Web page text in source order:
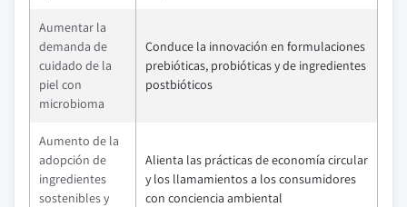
Aumentar la
demanda de
cuidado de la
piel con
microbioma
Conduce la innovación en formulaciones
prebióticas, probióticas y de ingredientes
postbióticos
Aumento de la
adopción de
ingredientes
sostenibles y
Alienta las prácticas de economía circular
y los llamamientos a los consumidores
con conciencia ambiental